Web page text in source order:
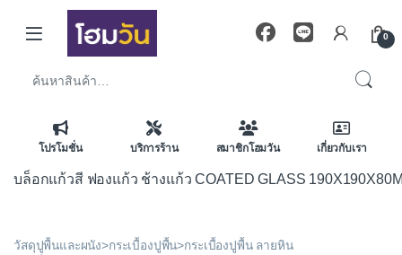
Skip to navigation
Skip to content
0
โปรโมชั่น บริการร้าน สมาชิกโฮมวัน เกี่ยวกับเรา
บล็อกแก้วสี ฟองแก้ว ช้างแก้ว COATED GLASS
วัสดุปูพื้นและผนัง>กระเบื้องปูพื้น>กระเบื้องปูพื้น ลายหิน